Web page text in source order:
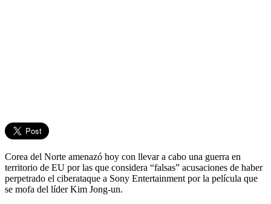
Corea del Norte amenazó hoy con llevar a cabo una guerra en
territorio de EU por las que considera “falsas” acusaciones de haber
perpetrado el ciberataque a Sony Entertainment por la película que
se mofa del líder Kim Jong-un.